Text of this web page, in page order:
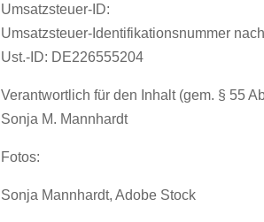
Umsatzsteuer-ID:
Umsatzsteuer-Identifikationsnummer
Ust.-ID: DE226555204
Verantwortlich für den Inhalt (gem. § 55
Sonja M. Mannhardt
Fotos:
Sonja Mannhardt, Adobe Stock